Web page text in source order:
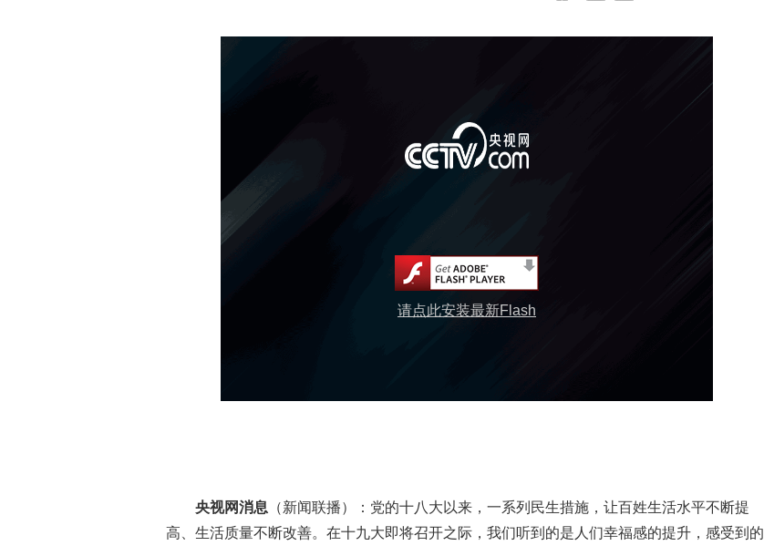
请点此安装最新Flash
央视网消息 （新闻联播）：党的十八大以来，一系列民生措施，让百姓生活水平不断提
高、生活质量不断改善。在十九大即将召开之际，我们听到的是人们幸福感的提升，感受到的